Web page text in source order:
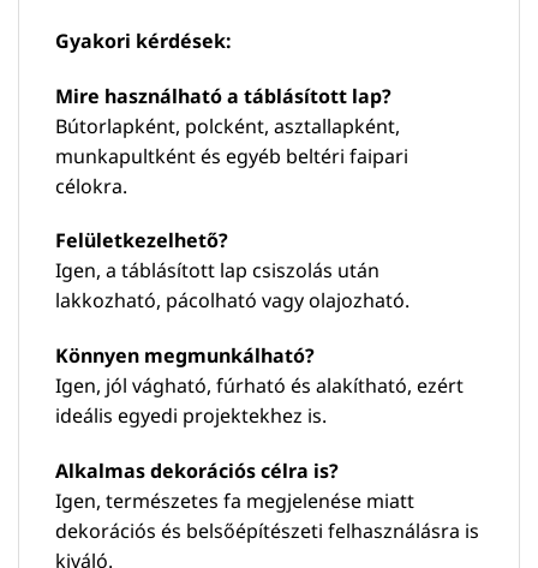
Gyakori kérdések:
Mire használható a táblásított lap?
Bútorlapként, polcként, asztallapként,
munkapultként és egyéb beltéri faipari
célokra.
Felületkezelhető?
Igen, a táblásított lap csiszolás után
lakkozható, pácolható vagy olajozható.
Könnyen megmunkálható?
Igen, jól vágható, fúrható és alakítható, ezért
ideális egyedi projektekhez is.
Alkalmas dekorációs célra is?
Igen, természetes fa megjelenése miatt
dekorációs és belsőépítészeti felhasználásra is
kiváló.